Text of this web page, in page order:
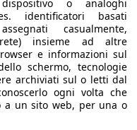
o analoghi
identificatori basati
casualmente,
insieme ad altre
e informazioni sul
schermo, tecnologie
archiviati sul o letti dal
ogni volta che
a un sito web, per una o